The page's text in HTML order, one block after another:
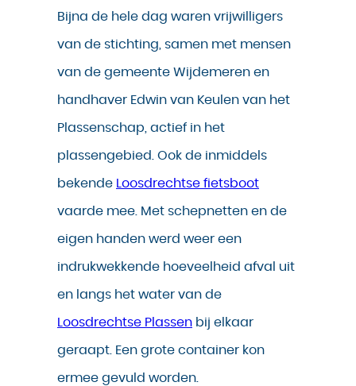
Bijna de hele dag waren vrijwilligers
van de stichting, samen met mensen
van de gemeente Wijdemeren en
handhaver Edwin van Keulen van het
Plassenschap, actief in het
plassengebied. Ook de inmiddels
bekende Loosdrechtse fietsboot
vaarde mee. Met schepnetten en de
eigen handen werd weer een
indrukwekkende hoeveelheid afval uit
en langs het water van de
Loosdrechtse Plassen bij elkaar
geraapt. Een grote container kon
ermee gevuld worden.